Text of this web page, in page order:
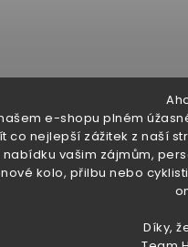
e-shopu plném
co nejlepší zážitek z naší
vašim zájmům,
kolo, přilbu nebo
Díky,